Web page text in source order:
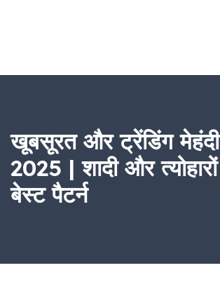
खूबसूरत और ट्रेंडिंग
2025 | शादी और
बेस्ट पैटर्न